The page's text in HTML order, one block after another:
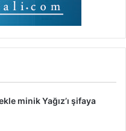
minik Yağız’ı şifaya